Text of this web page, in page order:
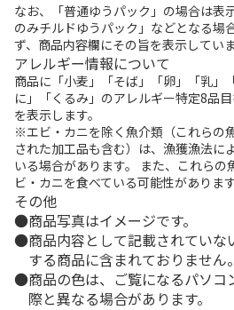
なお、「普通ゆうパック」の場合は表
のみチルドゆうパック」などとなる場
ず、商品内容欄にその旨を表示していま
アレルギー情報について
商品に「小麦」「そば」「卵」「乳」
に」「くるみ」のアレルギー特定8品
を表示します。
※エビ・カニを除く魚介類（これらの
された加工品も含む）は、漁獲漁法に
いる場合があります。 また、これらの
ビ・カニを食べている可能性があります
その他
商品写真はイメージです。
商品内容として記載されてい
する商品に含まれておりません。
商品の色は、ご覧になるパソコ
際と異なる場合があります。